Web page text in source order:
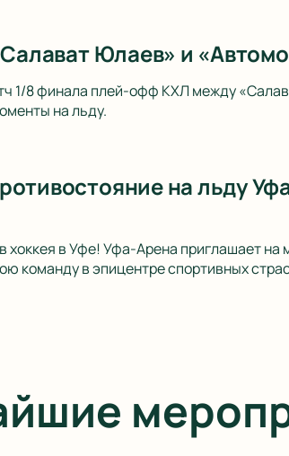
Юлаев» и
1/8 финала плей-офф КХЛ между
на льду.
на льду
хоккея в Уфе! Уфа-Арена приглашает
команду в эпицентре спортивных